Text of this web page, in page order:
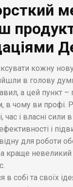
кожну
в голову
а цей пункт –
в чому ви профі.
час і власні
і
для роботи
краще
в собі та своїх